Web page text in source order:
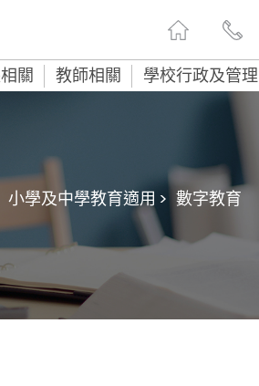
關 教師相關 學校行政及管理
小學及中學教育適用 > 數字教育